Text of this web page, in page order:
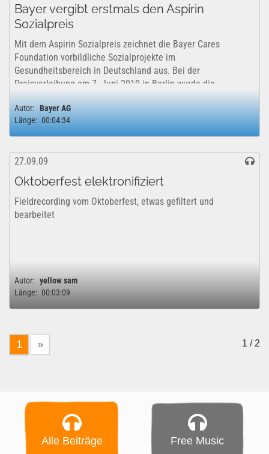
Bayer vergibt erstmals den Aspirin
Sozialpreis
Mit dem Aspirin Sozialpreis zeichnet die Bayer Cares
Foundation vorbildliche Sozialprojekte im
Gesundheitsbereich in Deutschland aus. Bei der
Preisverleihung am 7. Juni 2010 in Berlin wurde die
Initiative "Trauerland e.V. - Zentrum für trauernde Kinder...
Autor: Bayer AG
Länge: 00:04:34
27.09.09
Oktoberfest elektronifiziert
Fieldrecording vom Oktoberfest, etwas gefiltert und
bearbeitet
Autor: yellow sam
Länge: 00:03:09
1 » 1 / 2
Alle Beiträge Free Music